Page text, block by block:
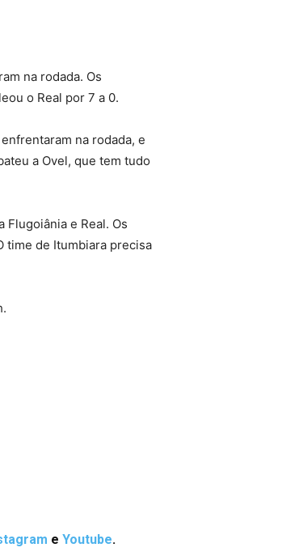
na rodada. Os
o Real por 7 a 0.
na rodada, e
a Ovel, que tem tudo
Flugoiânia e Real. Os
time de Itumbiara precisa
e Youtube.